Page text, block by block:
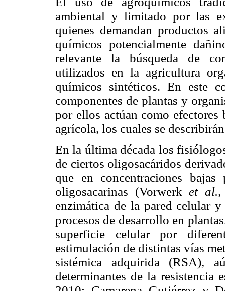
ambiental y limitado por las
quienes demandan productos
químicos potencialmente
relevante la búsqueda de
utilizados en la agricultura
químicos sintéticos. En este
componentes de plantas y
por ellos actúan como
agrícola, los cuales se
En la última década los
de ciertos oligosacáridos
que en concentraciones
oligosacarinas (Vorwerket
enzimática de la pared celular
procesos de desarrollo en
superficie celular por
estimulación de distintas vías
sistémica adquirida (RSA),
determinantes de la